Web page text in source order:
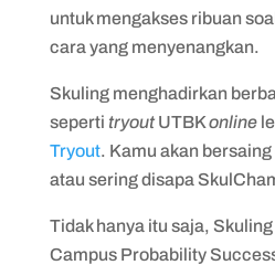
untuk mengakses ribuan
cara yang menyenangkan.
Skuling menghadirkan
seperti tryout UTBKonline
Tryout. Kamu akan
atau sering disapa
Tidak hanya itu saja,
Campus Probability